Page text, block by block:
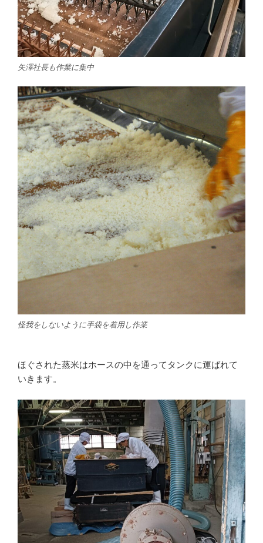
矢澤社長も作業に集中
怪我をしないように手袋を着用し作業
ほぐされた蒸米はホースの中を通ってタンクに運ばれて
いきます。